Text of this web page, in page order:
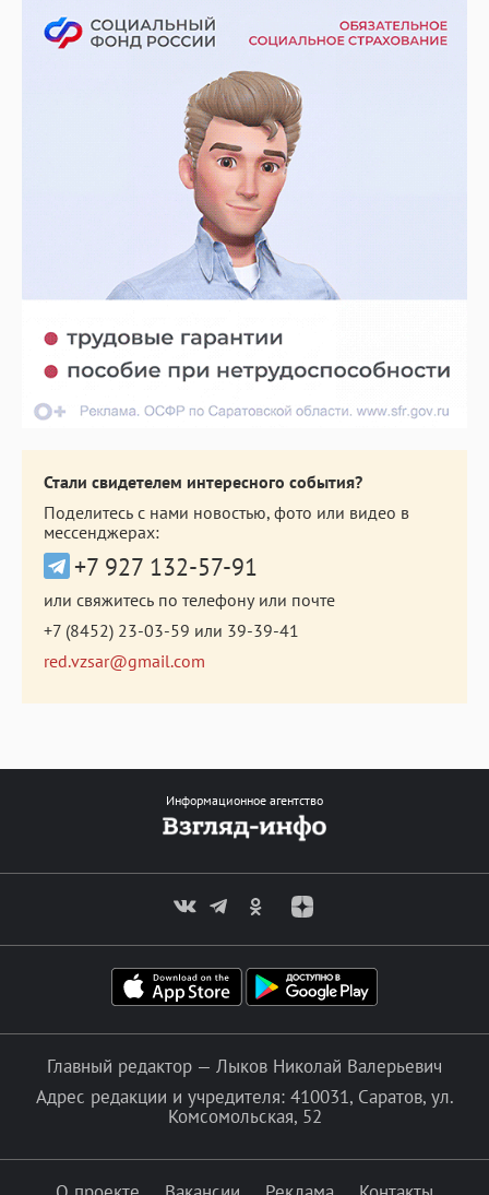
Стали свидетелем интересного события?
Поделитесь с нами новостью, фото или видео в
мессенджерах:
+7 927 132-57-91
или свяжитесь по телефону или почте
+7 (8452) 23-03-59 или 39-39-41
red.vzsar@gmail.com
Информационное агентство
Главный редактор — Лыков Николай Валерьевич
Адрес редакции и учредителя: 410031, Саратов, ул.
Комсомольская, 52